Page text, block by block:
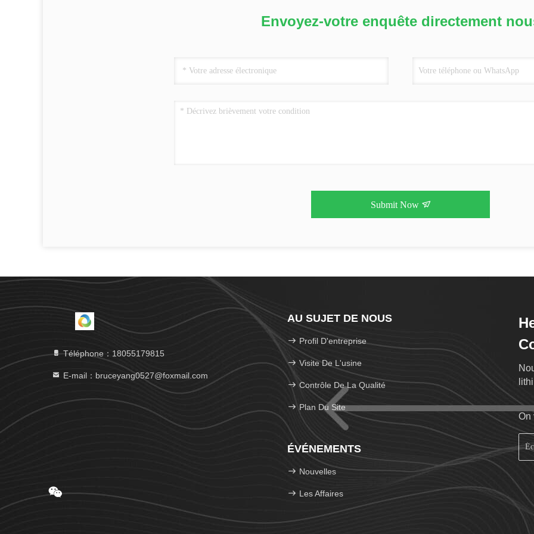
Envoyez-votre enquête directement
Submit Now
Téléphone：18055179815
E-mail：bruceyang0527@foxmail.com
AU SUJET DE NOUS
Profil D'entreprise
Visite De L'usine
Contrôle De La Qualité
Plan Du Site
ÉVÉNEMENTS
Nouvelles
Les Affaires
On